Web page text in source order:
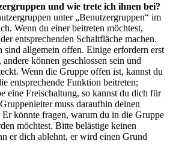
und wie trete ich ihnen bei?
unter „Benutzergruppen“ im
Wenn du einer beitreten möchtest,
entsprechenden Schaltfläche machen.
sind allgemein offen. Einige erfordern erst
können geschlossen sein und
Wenn die Gruppe offen ist, kannst du
entsprechende Funktion beitreten;
eine Freischaltung, so kannst du dich für
muss daraufhin deinen
Er könnte fragen, warum du in die Gruppe
möchtest. Bitte belästige keinen
er dich ablehnt, er wird einen Grund